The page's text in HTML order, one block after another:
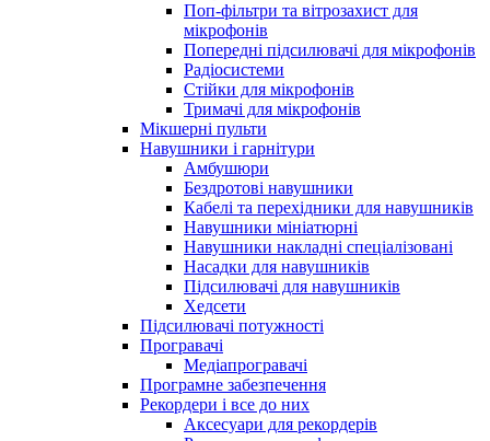
Поп-фільтри та вітрозахист для
мікрофонів
Попередні підсилювачі для мікрофонів
Радіосистеми
Стійки для мікрофонів
Тримачі для мікрофонів
Мікшерні пульти
Навушники і гарнітури
Амбушюри
Бездротові навушники
Кабелі та перехідники для навушників
Навушники мініатюрні
Навушники накладні спеціалізовані
Насадки для навушників
Підсилювачі для навушників
Хедсети
Підсилювачі потужності
Програвачі
Медіапрогравачі
Програмне забезпечення
Рекордери і все до них
Аксесуари для рекордерів